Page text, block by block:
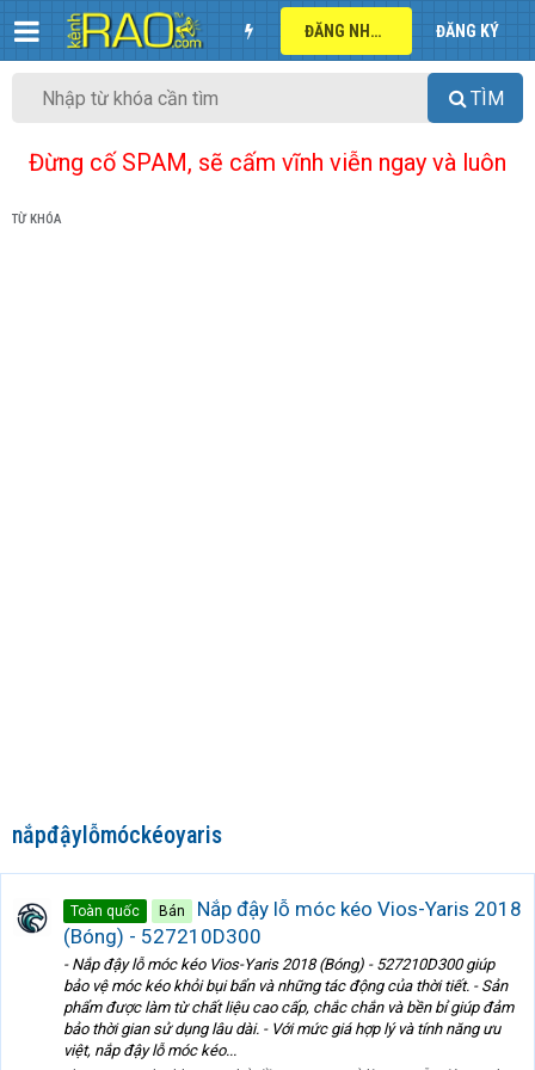
ĐĂNG NHẬP ĐĂNG KÝ
TÌM
Đừng cố SPAM, sẽ cấm vĩnh viễn ngay và luôn
TỪ KHÓA
nắpđậylỗmóckéoyaris
Toàn quốc Bán
Nắp đậy lỗ móc kéo Vios-Yaris 2018
(Bóng) - 527210D300
- Nắp đậy lỗ móc kéo Vios-Yaris 2018 (Bóng) - 527210D300 giúp
bảo vệ móc kéo khỏi bụi bẩn và những tác động của thời tiết. - Sản
phẩm được làm từ chất liệu cao cấp, chắc chắn và bền bỉ giúp đảm
bảo thời gian sử dụng lâu dài. - Với mức giá hợp lý và tính năng ưu
việt, nắp đậy lỗ móc kéo...